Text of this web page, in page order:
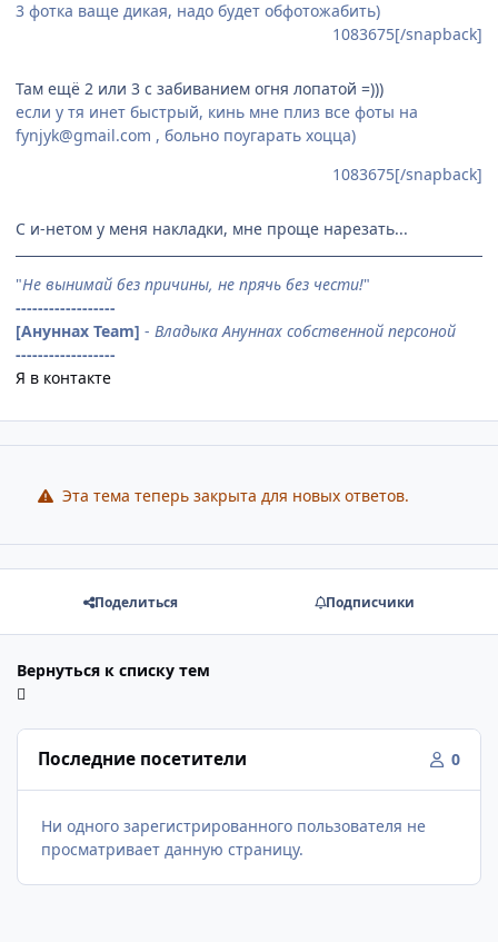
3 фотка ваще дикая, надо будет обфотожабить)
1083675[/snapback]
Там ещё 2 или 3 с забиванием огня лопатой =)))
если у тя инет быстрый, кинь мне плиз все фоты на
fynjyk@gmail.com , больно поугарать хоцца)
1083675[/snapback]
С и-нетом у меня накладки, мне проще нарезать...
"Не вынимай без причины, не прячь без чести!"
------------------
[Ануннах Team] - Владыка Ануннах собственной персоной
------------------
Я в контакте
Эта тема теперь закрыта для новых ответов.
Поделиться Подписчики
Вернуться к списку тем
Последние посетители 0
Ни одного зарегистрированного пользователя не
просматривает данную страницу.